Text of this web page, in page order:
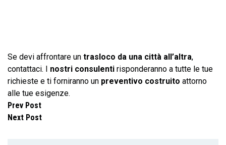
Se devi affrontare un trasloco da una città all’altra,
contattaci. I nostri consulenti risponderanno a tutte le tue
richieste e ti forniranno un preventivo costruito attorno
alle tue esigenze.
Prev Post
Next Post